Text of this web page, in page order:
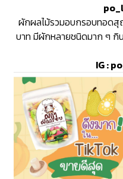
ผักผลไม้รวมอบกรอบทอด
บาท มีผักหลายชนิดมาก ๆ กิ
IG :